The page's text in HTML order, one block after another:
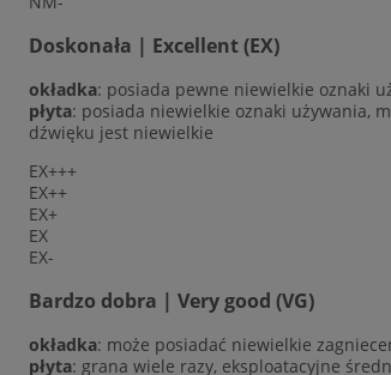
Doskonała | Excellent (EX)
okładka: posiada pewne niewielkie oznaki
płyta: posiada niewielkie oznaki używania,
dźwięku jest niewielkie
EX+++
EX++
EX+
EX
EX-
Bardzo dobra | Very good (VG)
okładka: może posiadać niewielkie
płyta: grana wiele razy, eksploatacyjne